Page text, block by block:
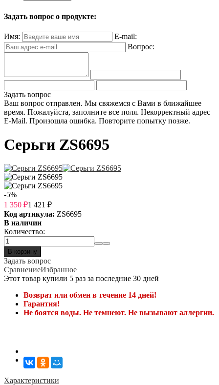
Задать вопрос о продукте:
Имя:
E-mail:
Вопрос:
Задать вопрос
Ваш вопрос отправлен. Мы свяжемся с Вами в ближайшее
время. Пожалуйста, заполните все поля. Некорректный адрес
E-Mail. Произошла ошибка. Повторите попытку позже.
Серьги ZS6695
-5%
1 350 ₽1 421 ₽
Код артикула: ZS6695
В наличии
Количество:
В корзину
Задать вопрос
СравнениеИзбранное
Этот товар купили 5 раз за последние 30 дней
Возврат или обмен в течение 14 дней!
Гарантия!
Не боятся воды. Не темнеют. Не вызывают аллергии.
Характеристики